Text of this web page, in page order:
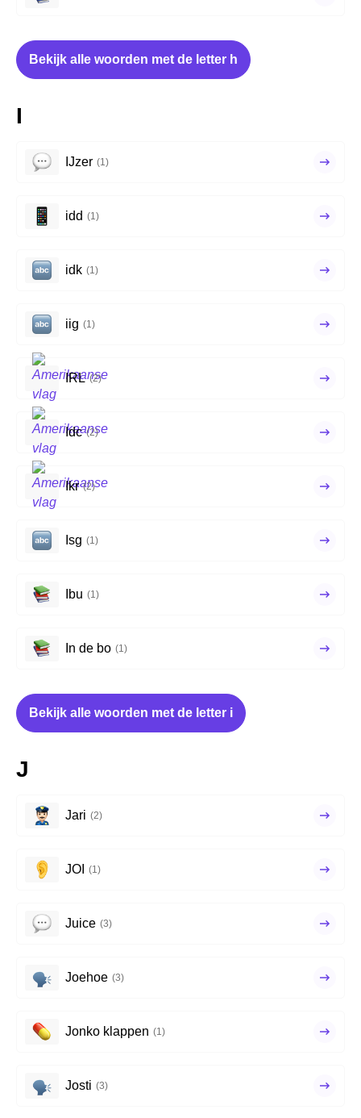
Bekijk alle woorden met de letter h
I
IJzer (1)
idd (1)
idk (1)
iig (1)
IRL (2)
Idc (2)
Ikr (2)
Isg (1)
Ibu (1)
In de bo (1)
Bekijk alle woorden met de letter i
J
Jari (2)
JOI (1)
Juice (3)
Joehoe (3)
Jonko klappen (1)
Josti (3)